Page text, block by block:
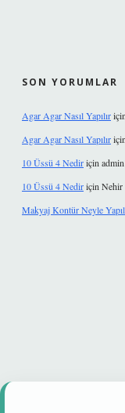
SON YORUMLAR
Agar Agar Nasıl Yapılıriçin
Agar Agar Nasıl Yapılıriçin
10 Üssü 4 Nediriçin admin
10 Üssü 4 Nediriçin Nehir
Makyaj Kontür Neyle
mi